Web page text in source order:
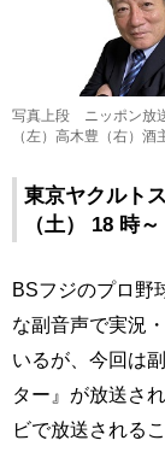
写真上段 ニッポン放
（左）高木豊（右）酒
東京ヤクルト
（土） 18 時
BSフジのプロ野
な副音声で実況
いるが、今回は
ター』が放送さ
ビで放送される